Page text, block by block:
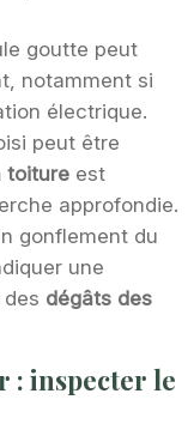
goutte peut
notamment si
électrique.
peut être
toiture est
approfondie.
gonflement du
une
dégâts des
: inspecter le